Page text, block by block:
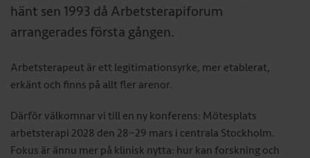
hänt sen 1993 då Arbetsterapiforum
arrangerades första gången.
Arbetsterapeut är ett legitimationsyrke, mer etablerat,
erkänt och finns på allt fler arenor.
Därför välkomnar vi till en ny konferens: Mötesplats
arbetsterapi 2028 den 28−29 mars i centrala Stockholm.
Fokus är ännu mer på klinisk nytta: hur kan forskning och